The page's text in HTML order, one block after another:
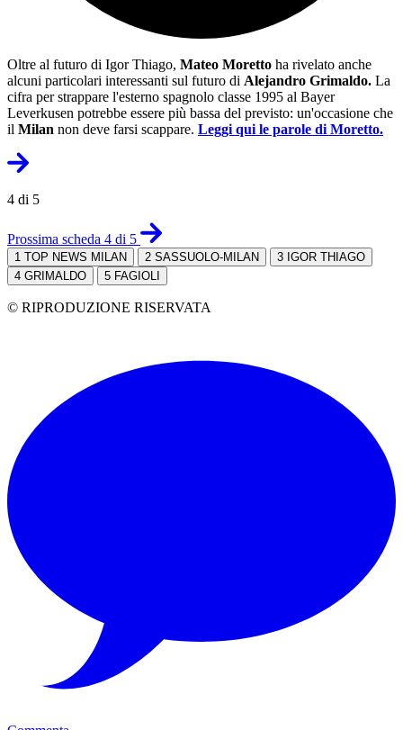
Oltre al futuro di Igor Thiago, Mateo Moretto ha rivelato anche
alcuni particolari interessanti sul futuro di Alejandro Grimaldo. La
cifra per strappare l'esterno spagnolo classe 1995 al Bayer
Leverkusen potrebbe essere più bassa del previsto: un'occasione che
il Milan non deve farsi scappare. Leggi qui le parole di Moretto.
4 di 5
Prossima scheda 4 di 5
1 TOP NEWS MILAN 2 SASSUOLO-MILAN 3 IGOR THIAGO
4 GRIMALDO 5 FAGIOLI
© RIPRODUZIONE RISERVATA